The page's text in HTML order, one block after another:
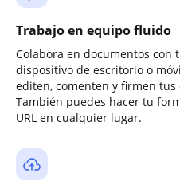
Trabajo en equipo fluido
Colabora en documentos con
dispositivo de escritorio o
editen, comenten y firmen
También puedes hacer tu
URL en cualquier lugar.